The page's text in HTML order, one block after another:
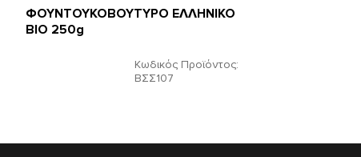
Κωδικός Προϊόντος:
ΒΣΣ107
ΦΟΥΝΤΟΥΚΟΒΟΥΤΥΡΟ ΕΛΛΗΝΙΚΟ
ΒΙΟ 250g